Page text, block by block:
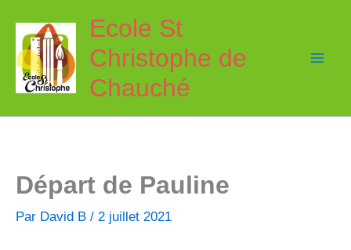
contenu
Ecole St
Christophe de
Chauché
Départ de Pauline
Par David B / 2 juillet 2021